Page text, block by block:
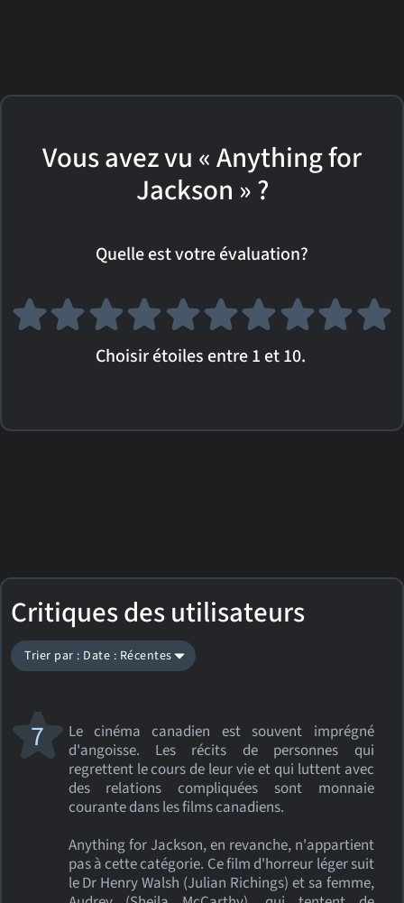
Vous avez vu « Anything for
Jackson » ?
Quelle est votre évaluation?
Choisir étoiles entre 1 et 10.
Critiques des utilisateurs
Trier par : Date : Récentes
Le cinéma canadien est souvent imprégné
d'angoisse. Les récits de personnes qui
regrettent le cours de leur vie et qui luttent avec
des relations compliquées sont monnaie
courante dans les films canadiens.
Anything for Jackson, en revanche, n'appartient
pas à cette catégorie. Ce film d'horreur léger suit
le Dr Henry Walsh (Julian Richings) et sa femme,
7